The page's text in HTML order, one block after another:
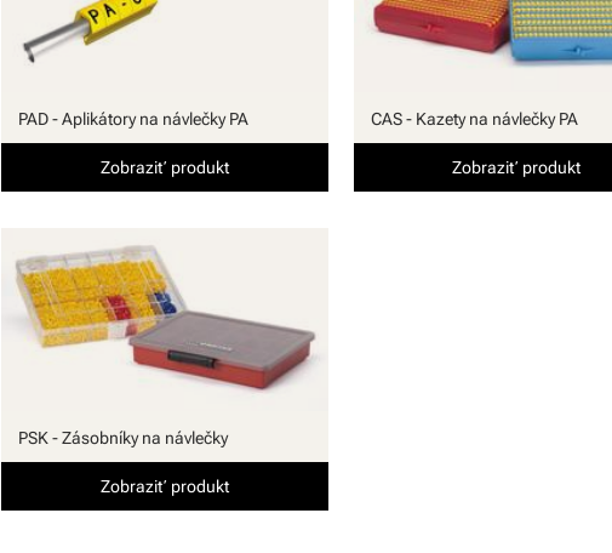
PAD - Aplikátory na návlečky PA
Zobraziť produkt
CAS - Kazety na návlečky PA
Zobraziť produkt
PSK - Zásobníky na návlečky
Zobraziť produkt